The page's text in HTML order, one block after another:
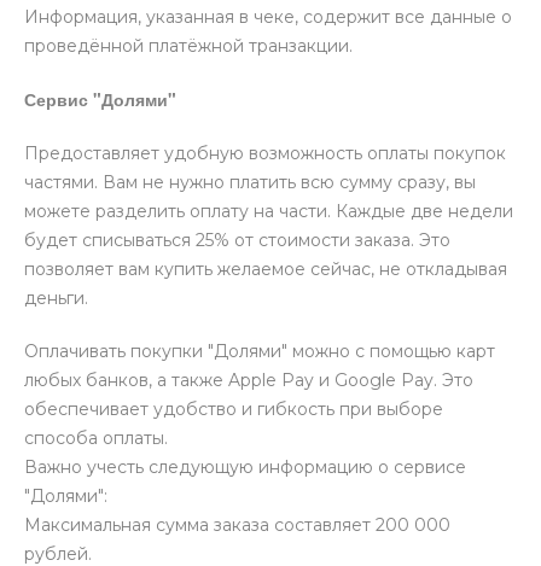
Информация, указанная в чеке, содержит все данные о
проведённой платёжной транзакции.
Сервис "Долями"
Предоставляет удобную возможность оплаты покупок
частями. Вам не нужно платить всю сумму сразу, вы
можете разделить оплату на части. Каждые две недели
будет списываться 25% от стоимости заказа. Это
позволяет вам купить желаемое сейчас, не откладывая
деньги.
Оплачивать покупки "Долями" можно с помощью карт
любых банков, а также Apple Pay и Google Pay. Это
обеспечивает удобство и гибкость при выборе
способа оплаты.
Важно учесть следующую информацию о сервисе
"Долями":
Максимальная сумма заказа составляет 200 000
рублей.